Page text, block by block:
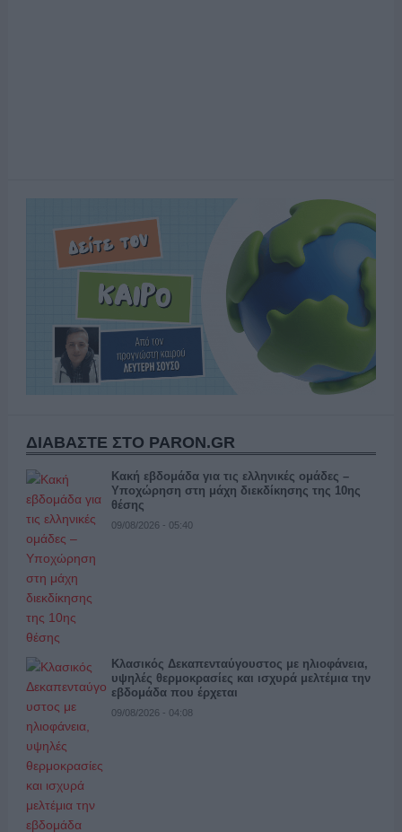
ΔΙΑΒΑΣΤΕ ΣΤΟ PARON.GR
Κακή εβδομάδα για τις ελληνικές ομάδες –
Υποχώρηση στη μάχη διεκδίκησης της 10ης
θέσης
09/08/2026 - 05:40
Κλασικός Δεκαπενταύγουστος με ηλιοφάνεια,
υψηλές θερμοκρασίες και ισχυρά μελτέμια την
εβδομάδα που έρχεται
09/08/2026 - 04:08